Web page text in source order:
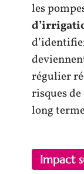
les
régulier
risques
long
Impact